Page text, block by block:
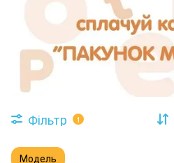
Фільтр 1
Модель